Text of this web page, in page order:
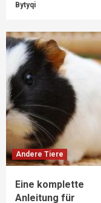
Bytyqi
Andere Tiere
Eine komplette
Anleitung für